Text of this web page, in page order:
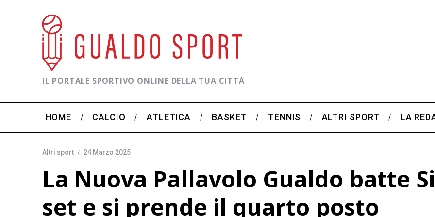
IL PORTALE SPORTIVO ONLINE DELLA TUA CITTÀ
HOME CALCIO ATLETICA BASKET TENNIS ALTRI SPORT LA
Altri sport 24 Marzo 2025
La Nuova Pallavolo Gualdo batte
set e si prende il quarto posto